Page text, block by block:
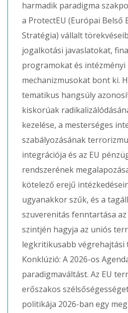
harmadik paradigma
a ProtectEU (Európai Belső
Stratégia) vállalt
jogalkotási javaslatokat,
programokat és intézményi
mechanizmusokat bont ki.
tematikus hangsúly
kiskorúak
kezelése, a mesterséges
szabályozásának
integrációja és az EU
rendszerének
kötelező erejű
ugyanakkor szűk, és a
szuverenitás fenntartása
szintjén hagyja az uniós
legkritikusabb végrehajtási
Konklúzió: A 2026-os
paradigmaváltást. Az EU
erőszakos
politikája 2026-ban egy